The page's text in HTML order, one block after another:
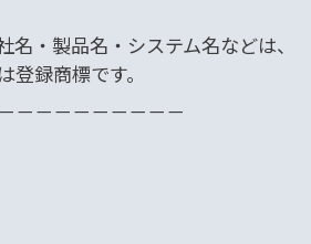
名・製品名・システム名などは、
録商標です。
－－－－－－－－－